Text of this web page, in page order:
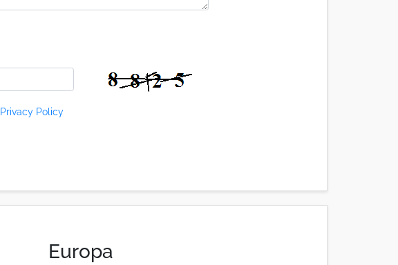
Privacy Policy
Europa